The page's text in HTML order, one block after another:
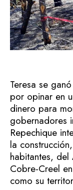
Teresa se
por opinar en
dinero para
gobernadores
Repechique
la
habitantes,
Cobre-Creel
como su